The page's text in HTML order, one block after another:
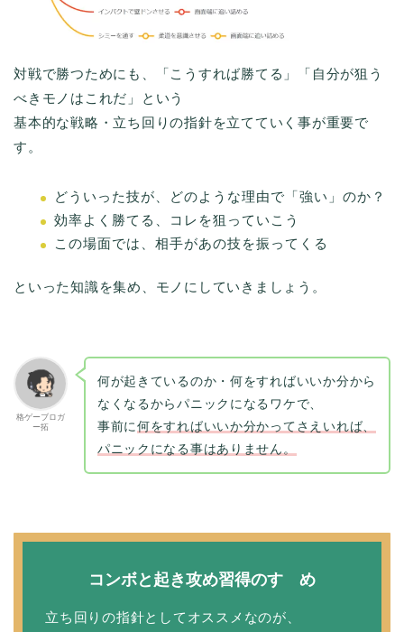
対戦で勝つためにも、「こうすれば勝てる」「自分が狙う
べきモノはこれだ」という
基本的な戦略・立ち回りの指針を立てていく事が重要で
す。
どういった技が、どのような理由で「強い」のか？
効率よく勝てる、コレを狙っていこう
この場面では、相手があの技を振ってくる
といった知識を集め、モノにしていきましょう。
格ゲーブロガ
ー拓
何が起きているのか・何をすればいいか分から
なくなるからパニックになるワケで、
事前に何をすればいいか分かってさえいれば
パニックになる事はありません。
コンボと起き攻め習得のすゝめ
立ち回りの指針としてオススメなのが、